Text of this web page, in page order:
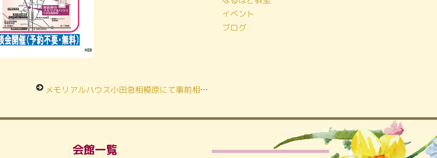
メモリアルハウス小田急相模原にて事前相談会 開催！
イベント
ブログ
会館一覧